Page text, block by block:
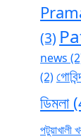
(3)
news
(2)
ডিমলা
পটুয়াখালী